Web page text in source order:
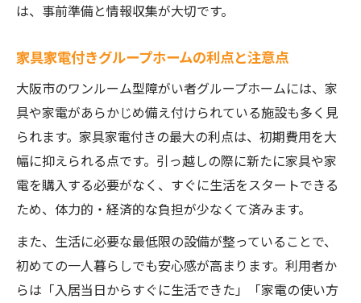
は、事前準備と情報収集が大切です。
家具家電付きグループホームの利点と注意点
大阪市のワンルーム型障がい者グループホームには、家
具や家電があらかじめ備え付けられている施設も多く見
られます。家具家電付きの最大の利点は、初期費用を大
幅に抑えられる点です。引っ越しの際に新たに家具や家
電を購入する必要がなく、すぐに生活をスタートできる
ため、体力的・経済的な負担が少なくて済みます。
また、生活に必要な最低限の設備が整っていることで、
初めての一人暮らしでも安心感が高まります。利用者か
らは「入居当日からすぐに生活できた」「家電の使い方